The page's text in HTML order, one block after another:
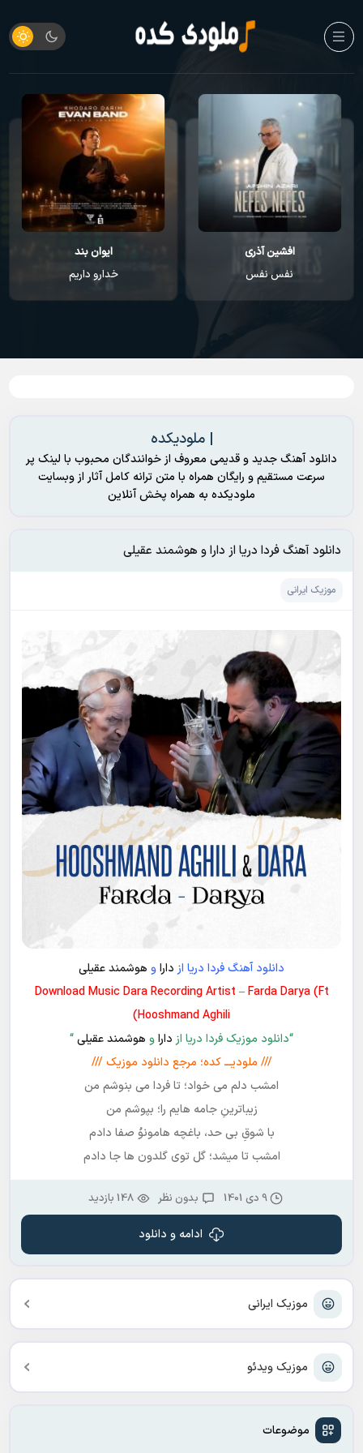
افشین آذری
نفس نفس
ایوان بند
خدارو داریم
موزیک ایرانی
موزیک ویدئو
موضوعات
| ملودیکده
دانلود آهنگ جدید و قدیمی معروف از خوانندگان محبوب با لینک پر
سرعت مستقیم و رایگان همراه با متن ترانه کامل آثار از وبسایت
ملودیکده به همراه پخش آنلاین
دانلود آهنگ فردا دریا از دارا و هوشمند عقیلی
موزیک ایرانی
دانلود آهنگ فردا دریا از داراو هوشمند عقیلی
Download Music Dara Recording Artist – Farda Darya (Ft
Hooshmand Aghili)
“دانلود موزیک فردا دریا از داراو هوشمند عقیلی“
/// ملودیـــ کده؛ مرجع دانلود موزیک ///
امشب دلم می خواد؛ تا فردا می بنوشم من
زیباترینِ جامه هایم را؛ بپوشم من
با شوقِ بی حد، باغچه هامونوُ صفا دادم
امشب تا میشد؛ گل توی گلدون ها جا دادم
9 دی 1401 بدون نظر 148 بازدید
ادامه و دانلود